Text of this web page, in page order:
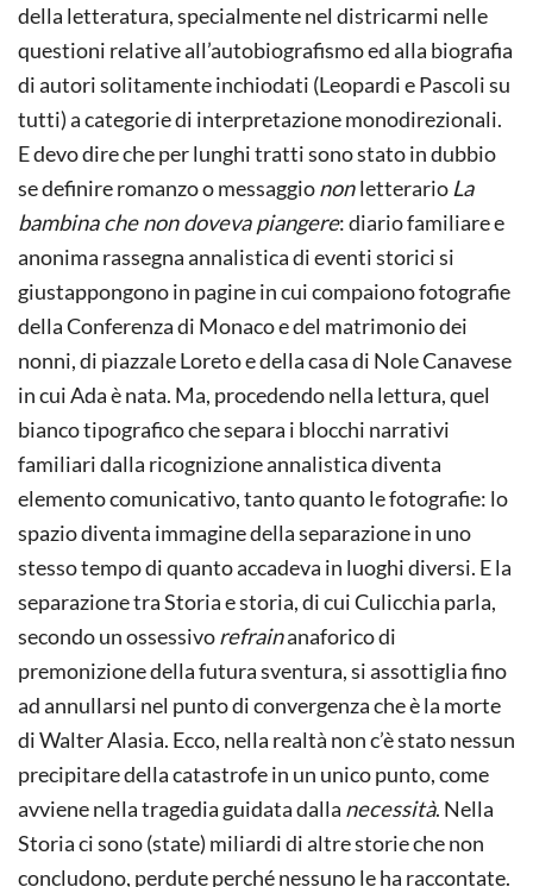
della letteratura, specialmente nel districarmi nelle
questioni relative all’autobiografismo ed alla biografia
di autori solitamente inchiodati (Leopardi e Pascoli su
tutti) a categorie di interpretazione monodirezionali.
E devo dire che per lunghi tratti sono stato in dubbio
se definire romanzo o messaggiononletterario La
bambina che non doveva piangere: diario familiare e
anonima rassegna annalistica di eventi storici si
giustappongono in pagine in cui compaiono fotografie
della Conferenza di Monaco e del matrimonio dei
nonni, di piazzale Loreto e della casa di Nole Canavese
in cui Ada è nata. Ma, procedendo nella lettura, quel
bianco tipografico che separa i blocchi narrativi
familiari dalla ricognizione annalistica diventa
elemento comunicativo, tanto quanto le fotografie: lo
spazio diventa immagine della separazione in uno
stesso tempo di quanto accadeva in luoghi diversi. E la
separazione tra Storia e storia, di cui Culicchia parla,
secondo un ossessivorefrainanaforico di
premonizione della futura sventura, si assottiglia fino
ad annullarsi nel punto di convergenza che è la morte
di Walter Alasia. Ecco, nella realtà non c’è stato nessun
precipitare della catastrofe in un unico punto, come
avviene nella tragedia guidata dalla necessità. Nella
Storia ci sono (state) miliardi di altre storie che non
concludono, perdute perché nessuno le ha raccontate.